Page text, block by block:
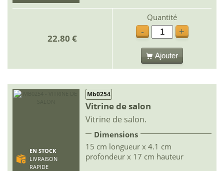
22.80 €
Quantité
-
+
Ajouter
EN STOCK
LIVRAISON
RAPIDE
Mb0254
Vitrine de salon
Vitrine de salon.
Dimensions
15 cm longueur x 4.1 cm
profondeur x 17 cm hauteur